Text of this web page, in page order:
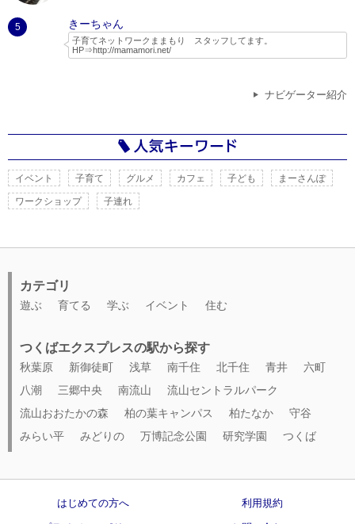
でいろいろ調べたり、実際に行ったりしてちょっとしたレポートやブ
ログを書いています。
5 きーちゃん
子育てネットワークままもり スタッフしてます。
HP⇒http://mamamori.net/
また、ままもりでは木のおもちゃ広場をはじめ、自然活動等、子供に
なんでも体験させてみよう！といった考えで定期的なイベントを開催
http://www.tsukubaexpress-ibaraki.jp/interview/vol25.html
ナビゲーター紹介
イベント 子育て グルメ カフェ 子ども まーさんぽ
ワークショップ 子連れ
カテゴリ
遊ぶ 育てる 学ぶ イベント 住む
つくばエクスプレスの駅から探す
秋葉原 新御徒町 浅草 南千住 北千住 青井
六町
八潮
三郷中央 南流山
流山セントラルパーク
流山おおたかの森
柏の葉キャンパス 柏たなか
守谷
みらい平
みどりの 万博記念公園 研究学園 つくば
はじめての方へ 利用規約